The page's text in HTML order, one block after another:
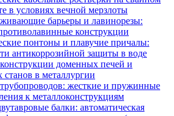
в условиях вечной мерзлоты
барьеры и лавинорезы:
конструкции
понтоны и плавучие причалы:
антикоррозийной защиты в воде
доменных печей и
станов в металлургии
жесткие и пружинные
к металлоконструкциям
балки: автоматическая